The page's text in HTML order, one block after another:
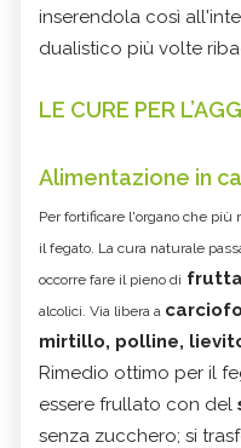
inserendola così
dualistico più volte
LE CURE PER
Alimentazione in
Per fortificare l'organo che
il fegato. La cura naturale
occorre fare il pieno di
alcolici. Via libera a
mirtillo, polline,
Rimedio ottimo per il
essere frullato con del
senza zucchero; si